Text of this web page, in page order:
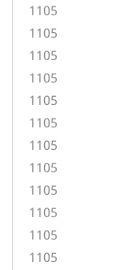
1105
1105
1105
1105
1105
1105
1105
1105
1105
1105
1105
1105